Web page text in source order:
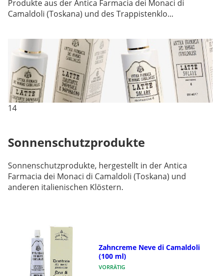
Produkte aus der Antica Farmacia dei Monaci di
Camaldoli (Toskana) und des Trappistenklo...
14
Sonnenschutzprodukte
Sonnenschutzprodukte, hergestellt in der Antica
Farmacia dei Monaci di Camaldoli (Toskana) und
anderen italienischen Klöstern.
Zahncreme Neve di Camaldoli
(100 ml)
VORRÄTIG